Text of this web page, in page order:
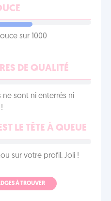
sur 1000
DE QUALITÉ
ne sont ni enterrés ni
LE TÊTE À QUEUE
sur votre profil. Joli !
À TROUVER